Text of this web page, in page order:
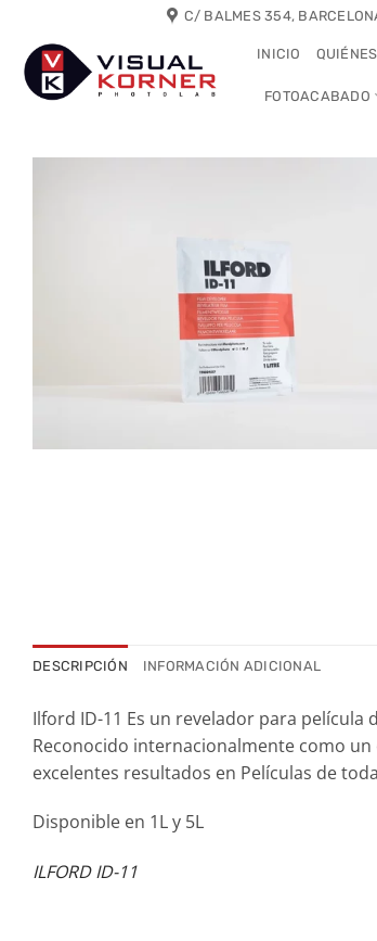
contenido
C/ BALMES 354,
INICIO
FOTOACABADO
DESCRIPCIÓN INFORMACIÓN ADICIONAL
Ilford ID-11 Es un revelador para película
Reconocido internacionalmente como
excelentes resultados en Películas de
Disponible en 1L y 5L
ILFORD ID-11